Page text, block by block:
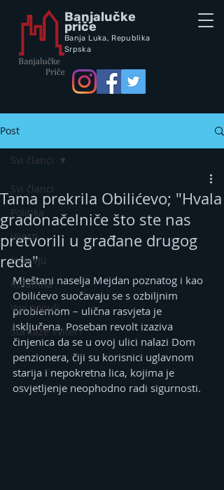
Banjalučke
priče
Banja Luka, Republika
Srpska
Post
Svi članci
Politika
Vijesti
Intervju
Kolumna
Vox populi
Šta kaže Tviter?
Svi članci
Tama prekrila Obilićevo; "Hvala
gradonačelniče što ste nas
pretvorili u građane drugog
reda"
Mještani naselja Mejdan poznatog i kao
Obilićevo suočavaju se s ozbiljnim
problemom – ulična rasvjeta je
isključena. Poseban revolt izaziva
činjenica da se u ovoj ulici nalazi Dom
penzionera, čiji su korisnici uglavnom
starija i nepokretna lica, kojima je
osvjetljenje neophodno radi sigurnosti.